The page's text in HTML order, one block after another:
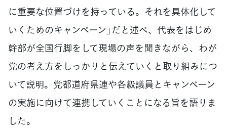
に重要な位置づけを持っている。それを具体化して
いくためのキャンペーン」だと述べ、代表をはじめ
幹部が全国行脚をして現場の声を聞きながら、わが
党の考え方をしっかりと伝えていくと取り組みにつ
いて説明。党都道府県連や各級議員とキャンペーン
の実施に向けて連携していくことになる旨を語りま
した。